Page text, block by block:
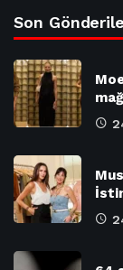
Son